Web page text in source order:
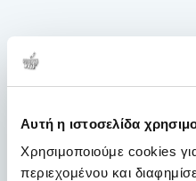
Αυτή η ιστοσελίδα
Χρησιμοποιούμε cookies
περιεχομένου και